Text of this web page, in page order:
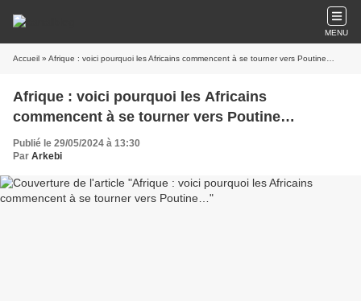
MENU
Accueil » Afrique : voici pourquoi les Africains commencent à se tourner vers Poutine…
Afrique : voici pourquoi les Africains
commencent à se tourner vers Poutine…
Publié le 29/05/2024 à 13:30
Par Arkebi